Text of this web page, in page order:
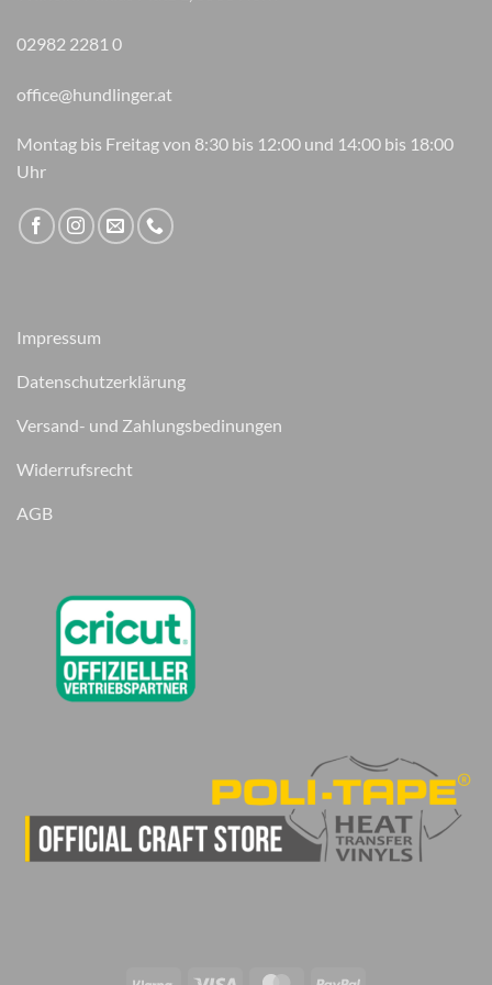
02982 2281 0
office@hundlinger.at
Montag bis Freitag von 8:30 bis 12:00 und 14:00 bis 18:00
Uhr
Impressum
Datenschutzerklärung
Versand- und Zahlungsbedinungen
Widerrufsrecht
AGB